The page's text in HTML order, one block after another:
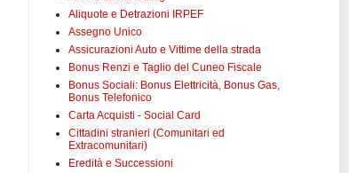
Aliquote e Detrazioni IRPEF
Assegno Unico
Assicurazioni Auto e Vittime della strada
Bonus Renzi e Taglio del Cuneo Fiscale
Bonus Sociali: Bonus Elettricità, Bonus Gas,
Bonus Telefonico
Carta Acquisti - Social Card
Cittadini stranieri (Comunitari ed
Extracomunitari)
Eredità e Successioni